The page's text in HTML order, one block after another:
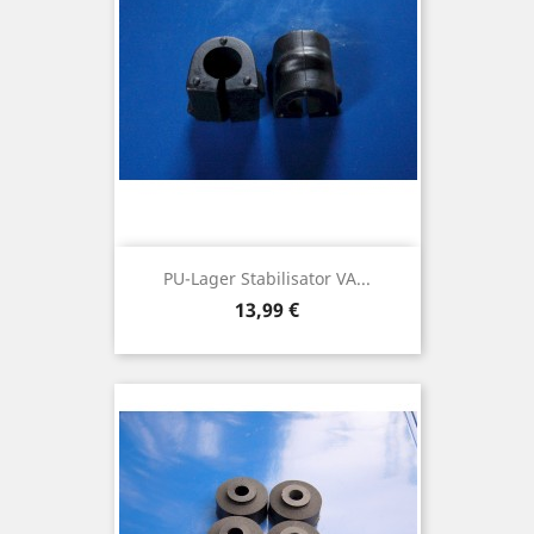
PU-Lager Stabilisator VA...
Preis
13,99 €